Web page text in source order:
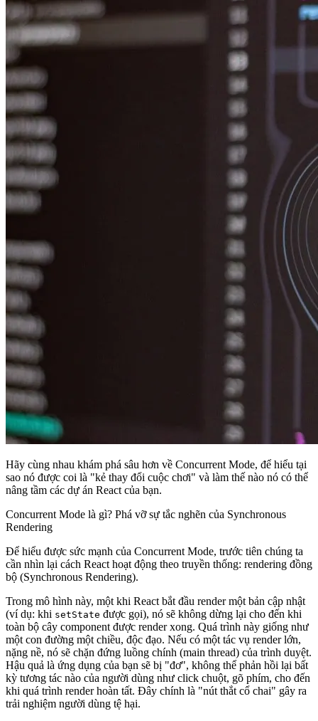
Hãy cùng nhau khám phá sâu hơn về Concurrent Mode, để hiểu tại
sao nó được coi là "kẻ thay đổi cuộc chơi" và làm thế nào nó có thể
nâng tầm các dự án React của bạn.
Concurrent Mode là gì? Phá vỡ sự tắc nghẽn của Synchronous
Rendering
Để hiểu được sức mạnh của Concurrent Mode, trước tiên chúng ta
cần nhìn lại cách React hoạt động theo truyền thống: rendering đồng
bộ (Synchronous Rendering).
Trong mô hình này, một khi React bắt đầu render một bản cập nhật
(ví dụ: khi setState được gọi), nó sẽ không dừng lại cho đến khi
toàn bộ cây component được render xong. Quá trình này giống như
một con đường một chiều, độc đạo. Nếu có một tác vụ render lớn,
nặng nề, nó sẽ chặn đứng luồng chính (main thread) của trình duyệt.
Hậu quả là ứng dụng của bạn sẽ bị "đơ", không thể phản hồi lại bất
kỳ tương tác nào của người dùng như click chuột, gõ phím, cho đến
khi quá trình render hoàn tất. Đây chính là "nút thắt cổ chai" gây ra
trải nghiệm người dùng tệ hại.